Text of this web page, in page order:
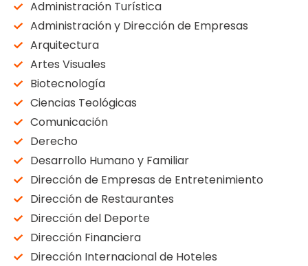
Administración Turística
Administración y Dirección de Empresas
Arquitectura
Artes Visuales
Biotecnología
Ciencias Teológicas
Comunicación
Derecho
Desarrollo Humano y Familiar
Dirección de Empresas de Entretenimiento
Dirección de Restaurantes
Dirección del Deporte
Dirección Financiera
Dirección Internacional de Hoteles